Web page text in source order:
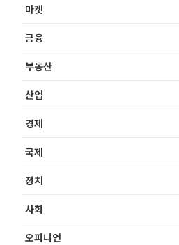
마켓
금융
부동산
산업
경제
국제
정치
사회
오피니언